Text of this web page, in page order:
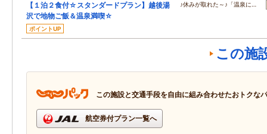
【１泊２食付☆スタンダードプラン】越後湯
沢で地物ご飯＆温泉満喫☆
ポイントUP
♪休みが取れた～♪「温泉に…
この施
この施設と交通手段を自由に組み合わせたおトクな
航空券付プラン一覧へ